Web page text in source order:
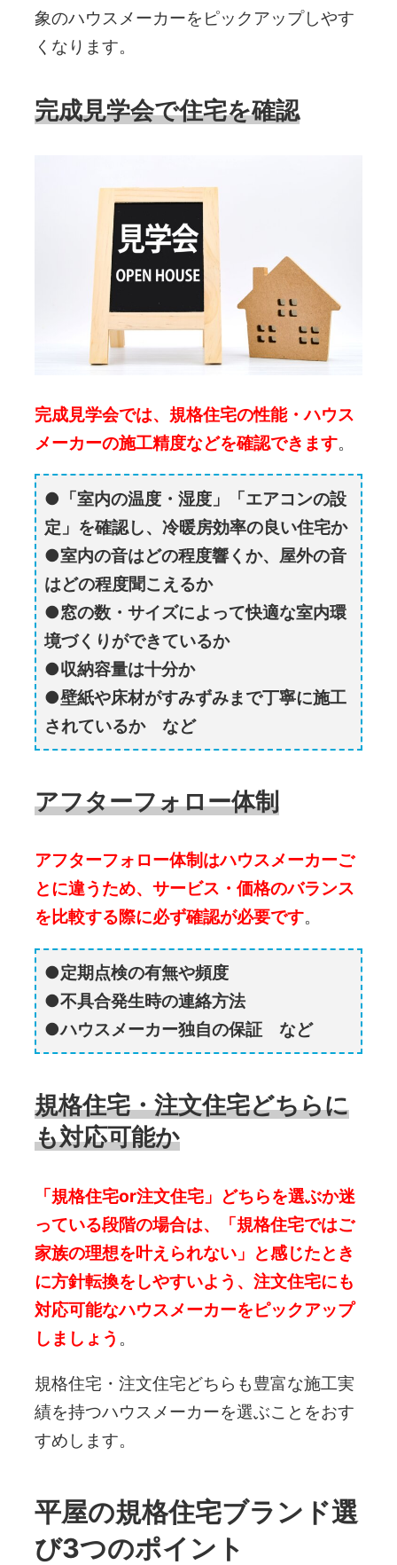
象のハウスメーカーをピックアップしやす
くなります。
完成見学会で住宅を確認
完成見学会では、規格住宅の性能・ハウス
メーカーの施工精度などを確認できます。
「室内の温度・湿度」「エアコンの設
定」を確認し、冷暖房効率の良い住宅か
室内の音はどの程度響くか、屋外の音
はどの程度聞こえるか
窓の数・サイズによって快適な室内環
境づくりができているか
収納容量は十分か
壁紙や床材がすみずみまで丁寧に施工
されているか など
アフターフォロー体制
アフターフォロー体制はハウスメーカーご
とに違うため、サービス・価格のバランス
を比較する際に必ず確認が必要です。
定期点検の有無や頻度
不具合発生時の連絡方法
ハウスメーカー独自の保証 など
規格住宅・注文住宅どちらに
も対応可能か
「規格住宅or注文住宅」どちらを選ぶか迷
っている段階の場合は、「規格住宅ではご
家族の理想を叶えられない」と感じたとき
に方針転換をしやすいよう、注文住宅にも
対応可能なハウスメーカーをピックアップ
しましょう 。
規格住宅・注文住宅どちらも豊富な施工実
績を持つハウスメーカーを選ぶことをおす
すめします。
平屋の規格住宅ブランド選
び3つのポイント